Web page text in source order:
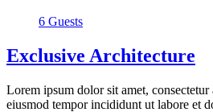
6 Guests
Exclusive Architecture
Lorem ipsum dolor sit amet,
eiusmod tempor incididunt ut labore et